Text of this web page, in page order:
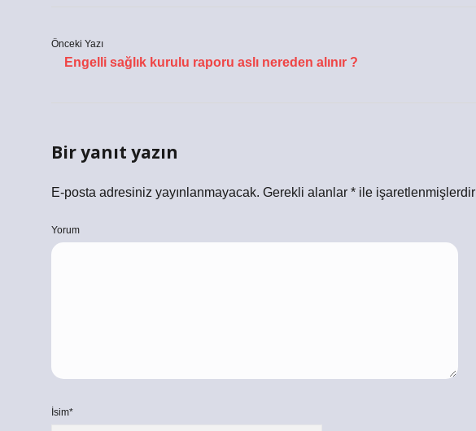
Önceki Yazı
Engelli sağlık kurulu raporu aslı nereden alınır ?
Bir yanıt yazın
E-posta adresiniz yayınlanmayacak. Gerekli alanlar * ile işaretlenmişlerdir
Yorum
İsim*